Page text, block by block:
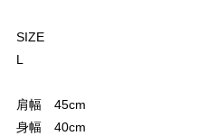
SIZE
L
肩幅 45cm
身幅 40cm